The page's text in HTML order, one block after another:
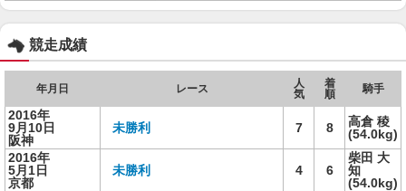
競走成績
年月日 レース
人
気
着
順
騎手
2016年
9月10日
阪神
未勝利 7 8
高倉 稜
(54.0kg)
2016年
5月1日
京都
未勝利 4 6
柴田 大
知
(54.0kg)